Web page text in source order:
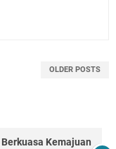
OLDER POSTS
Kemajuan